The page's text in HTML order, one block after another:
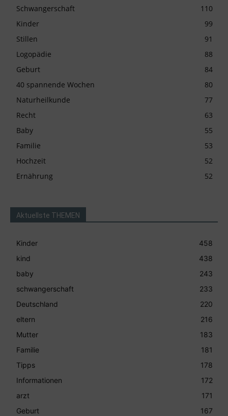
Schwangerschaft
110
Kinder
99
Stillen
91
Logopädie
88
Geburt
84
40 spannende Wochen
80
Naturheilkunde
77
Recht
63
Baby
55
Familie
53
Hochzeit
52
Ernährung
52
Aktuellste THEMEN
Kinder
458
kind
438
baby
243
schwangerschaft
233
Deutschland
220
eltern
216
Mutter
183
Familie
181
Tipps
178
Informationen
172
arzt
171
Geburt
167